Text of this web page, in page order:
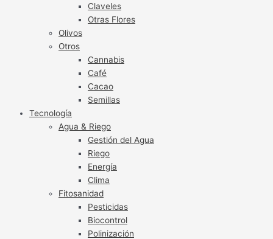
Claveles
Otras Flores
Olivos
Otros
Cannabis
Café
Cacao
Semillas
Tecnología
Agua & Riego
Gestión del Agua
Riego
Energía
Clima
Fitosanidad
Pesticidas
Biocontrol
Polinización